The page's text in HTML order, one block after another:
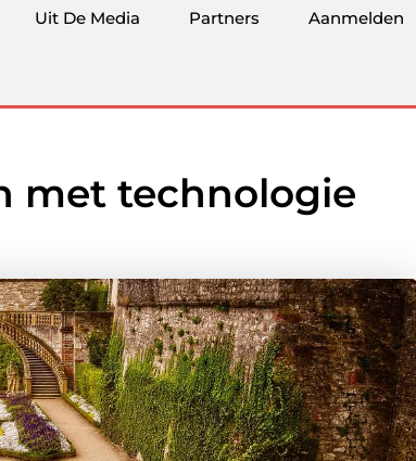
Uit De Media Partners Aanmelden
met technologie